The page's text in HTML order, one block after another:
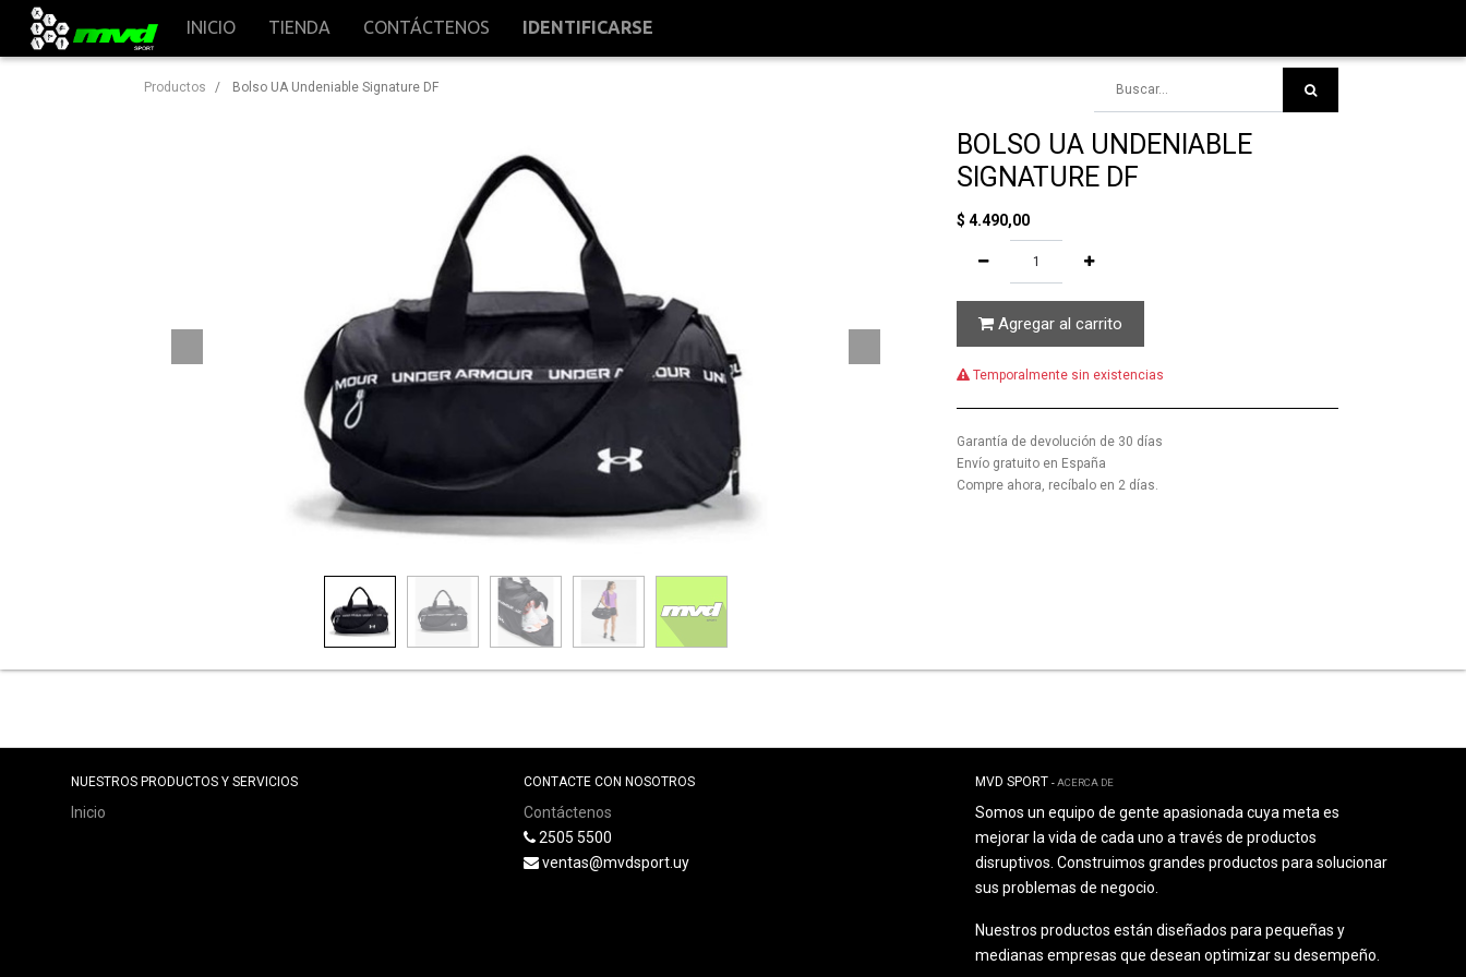
INICIO TIENDA CONTÁCTENOS IDENTIFICARSE
Productos Bolso UA Undeniable Signature DF
BOLSO UA UNDENIABLE
SIGNATURE DF
$ 4.490,00
Agregar al carrito
Temporalmente sin existencias
Garantía de devolución de 30 días
Envío gratuito en España
Compre ahora, recíbalo en 2 días.
NUESTROS PRODUCTOS Y SERVICIOS
Inicio
CONTACTE CON NOSOTROS
Contáctenos
2505 5500
ventas@mvdsport.uy
MVD SPORT -ACERCA DE
Somos un equipo de gente apasionada cuya meta es
mejorar la vida de cada uno a través de productos
disruptivos. Construimos grandes productos para solucionar
sus problemas de negocio.
Nuestros productos están diseñados para pequeñas y
medianas empresas que desean optimizar su desempeño.